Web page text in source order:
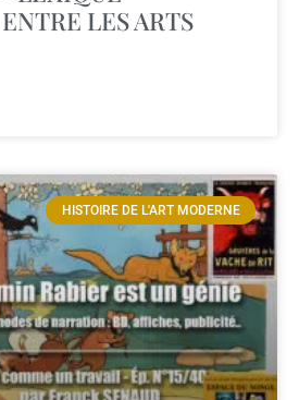
LES ARTS
HISTOIRE DE L'ART MODERNE